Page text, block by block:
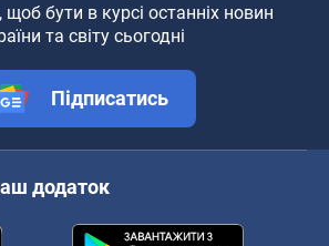
щоб бути в курсі останніх новин
та світу сьогодні
Підписатись
додаток